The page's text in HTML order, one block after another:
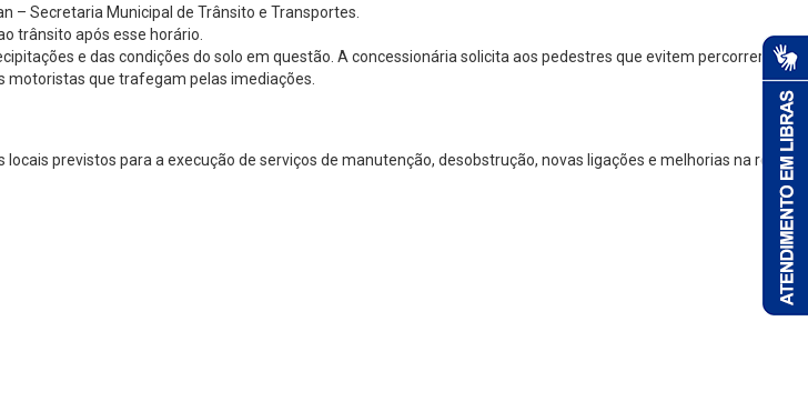
– Secretaria Municipal de Trânsito e Transportes.
trânsito após esse horário.
e das condições do solo em questão. A concessionária solicita aos pedestres que evitem percorrer o
motoristas que trafegam pelas imediações.
previstos para a execução de serviços de manutenção, desobstrução, novas ligações e melhorias na rede